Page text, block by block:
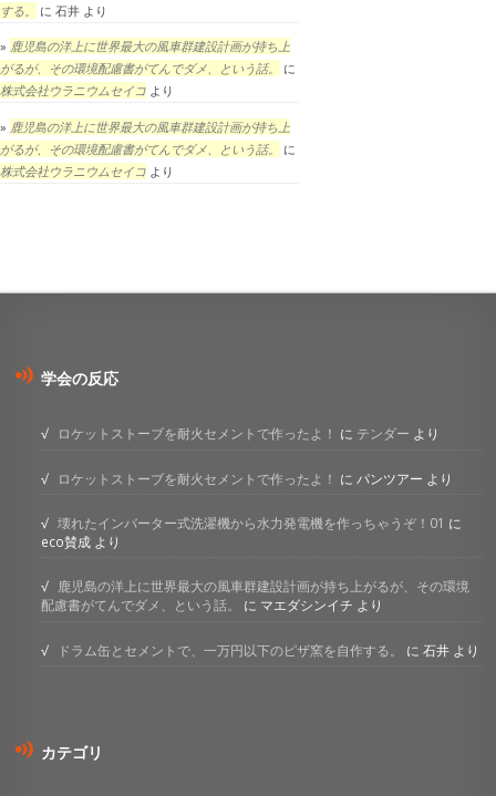
する。
に 石井 より
鹿児島の洋上に世界最大の風車群建設計画が持ち上
がるが、その環境配慮書がてんでダメ、という話。
に
株式会社ウラニウムセイコ より
鹿児島の洋上に世界最大の風車群建設計画が持ち上
がるが、その環境配慮書がてんでダメ、という話。
に
株式会社ウラニウムセイコ より
学会の反応
ロケットストーブを耐火セメントで作ったよ！ に テンダー より
ロケットストーブを耐火セメントで作ったよ！ に パンツアー より
壊れたインバーター式洗濯機から水力発電機を作っちゃうぞ！01 に
eco賛成 より
鹿児島の洋上に世界最大の風車群建設計画が持ち上がるが、その環境
配慮書がてんでダメ、という話。
に マエダシンイチ より
ドラム缶とセメントで、一万円以下のピザ窯を自作する。 に石井 より
カテゴリ